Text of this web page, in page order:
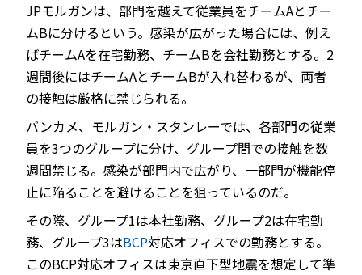
JPモルガンは、部門を越えて従業員をチームAとチー
ムBに分けるという。感染が広がった場合には、例え
ばチームAを在宅勤務、チームBを会社勤務とする。2
週間後にはチームAとチームBが入れ替わるが、両者
の接触は厳格に禁じられる。
バンカメ、モルガン・スタンレーでは、各部門の従業
員を3つのグループに分け、グループ間での接触を数
週間禁じる。感染が部門内で広がり、一部門が機能停
止に陥ることを避けることを狙っているのだ。
その際、グループ1は本社勤務、グループ2は在宅勤
務、グループ3はBCP対応オフィスでの勤務とする。
このBCP対応オフィスは東京直下型地震を想定して準